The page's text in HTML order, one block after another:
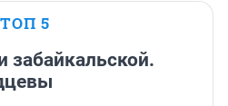
ТОП 5
забайкальской.